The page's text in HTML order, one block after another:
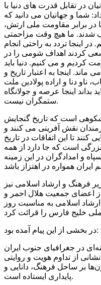
در تقابل قدرت های دنیا با
شما و جهانیان می دانید که
در برابر مقاومت ملی ارتش،
شدند. ما هیچ وقت مزاحمتی
اینجا تردد به راحتی انجام
کردند اهداف شومی ‌را در
کردیم و می کنیم. دنیا باید
‌اینجا به اعتبار تاریخ و
ناو دنا و اراده پولادین ملت
اینجا عرصه و جولانگاه
ستمگران نیست.
است که تاریخ گنجایش
نقش آفرینی می کنند و
کنند تا این اتفاقات در تاریخ
بزرگی است که جا دارد از همه
و امدادگران در این زمینه
فرهنگ و ارشاد اسلامی نیز
از اعضای جمعیت هلال احمر و
اسلامی به مناسبت روز
در بخشی از این پیام آمده بود:
در جغرافیای جنوب ایران
از تداوم هویت و روایتی
بر ساحل فرهنگ، دانایی و
پایداری ایستاده است.